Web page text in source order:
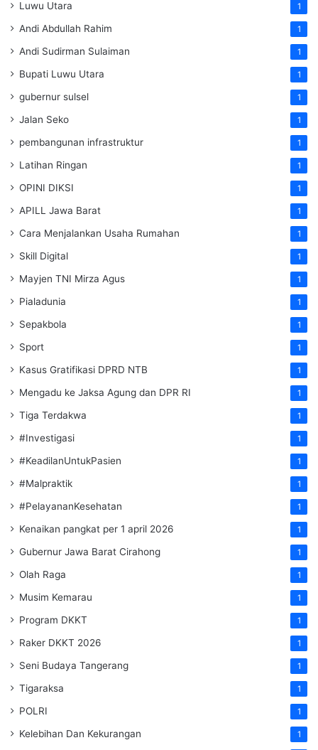
Luwu Utara 1
Andi Abdullah Rahim 1
Andi Sudirman Sulaiman 1
Bupati Luwu Utara 1
gubernur sulsel 1
Jalan Seko 1
pembangunan infrastruktur 1
Latihan Ringan 1
OPINI DIKSI 1
APILL Jawa Barat 1
Cara Menjalankan Usaha Rumahan 1
Skill Digital 1
Mayjen TNI Mirza Agus 1
Pialadunia 1
Sepakbola 1
Sport 1
Kasus Gratifikasi DPRD NTB 1
Mengadu ke Jaksa Agung dan DPR RI 1
Tiga Terdakwa 1
#Investigasi 1
#KeadilanUntukPasien 1
#Malpraktik 1
#PelayananKesehatan 1
Kenaikan pangkat per 1 april 2026 1
Gubernur Jawa Barat Cirahong 1
Olah Raga 1
Musim Kemarau 1
Program DKKT 1
Raker DKKT 2026 1
Seni Budaya Tangerang 1
Tigaraksa 1
POLRI 1
Kelebihan Dan Kekurangan 1